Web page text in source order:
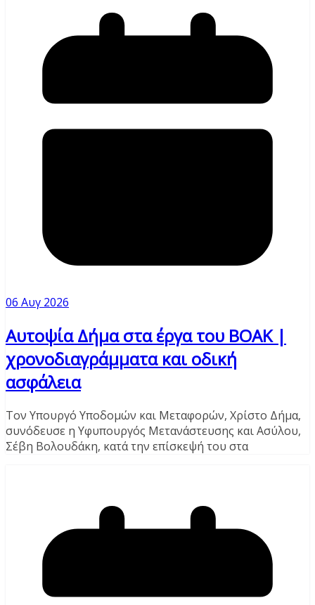
06 Αυγ 2026
Αυτοψία Δήμα στα έργα του ΒΟΑΚ |
χρονοδιαγράμματα και οδική
ασφάλεια
Τον Υπουργό Υποδομών και Μεταφορών, Χρίστο Δήμα,
συνόδευσε η Υφυπουργός Μετανάστευσης και Ασύλου,
Σέβη Βολουδάκη, κατά την επίσκεψή του στα